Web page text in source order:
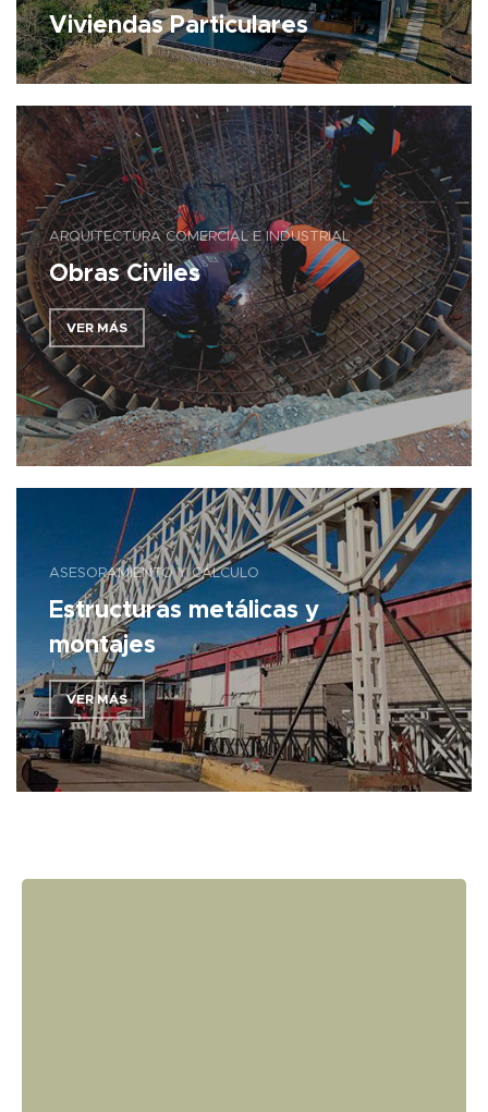
ARQUITECTURA COMERCIAL E INDUSTRIAL
Obras Civiles
VER MÁS
ASESORAMIENTO Y CÁLCULO
Estructuras metálicas y
montajes
VER MÁS
Viviendas Particulares